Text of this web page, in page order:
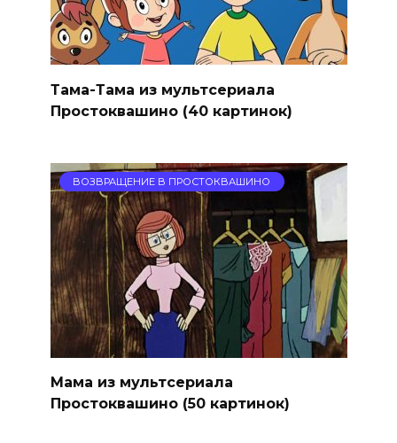
Тама-Тама из мультсериала
Простоквашино (40 картинок)
ВОЗВРАЩЕНИЕ В ПРОСТОКВАШИНО
Мама из мультсериала
Простоквашино (50 картинок)